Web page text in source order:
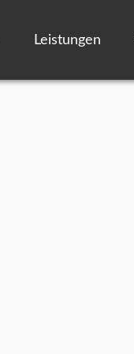
Leistungen